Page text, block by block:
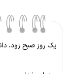
یک روز صبح زود،